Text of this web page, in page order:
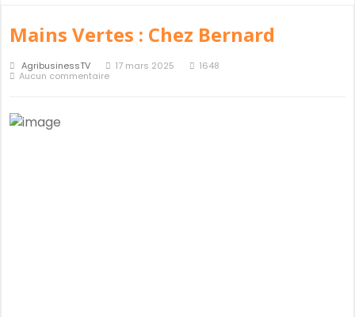
Mains Vertes : Chez Bernard
AgribusinessTV 17 mars 2025
1648
Aucun commentaire